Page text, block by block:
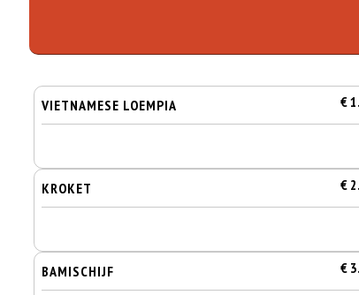
VIETNAMESE LOEMPIA €
KROKET €
BAMISCHIJF €